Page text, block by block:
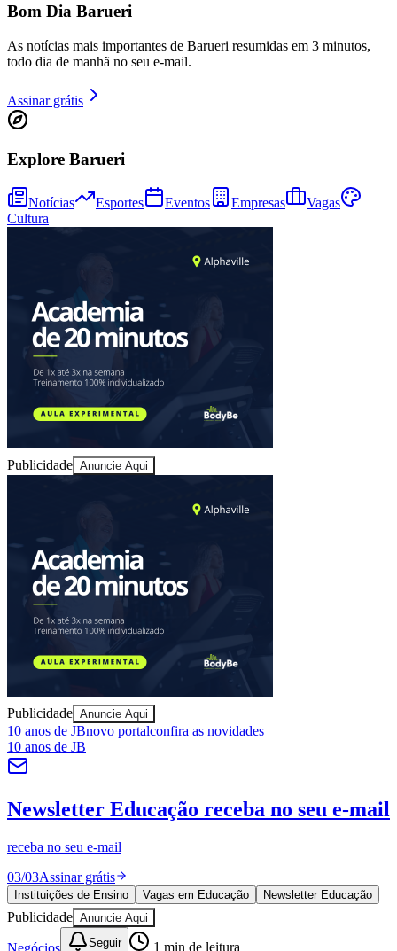
Fortaleza
Bom Dia Barueri
As notícias mais importantes de Barueri resumidas em 3 minutos,
todo dia de manhã no seu e-mail.
Assinar grátis
Explore Barueri
Notícias Esportes Eventos Empresas
Vagas
Cultura
Publicidade Anuncie Aqui
Publicidade Anuncie Aqui